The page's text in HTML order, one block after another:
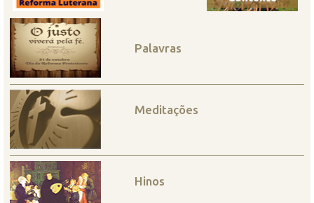
Palavras
Meditações
Hinos